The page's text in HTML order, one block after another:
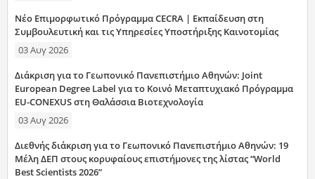
Νέο Επιμορφωτικό Πρόγραμμα CECRA | Εκπαίδευση στη
Συμβουλευτική και τις Υπηρεσίες Υποστήριξης Καινοτομίας
03 Αυγ 2026
Διάκριση για το Γεωπονικό Πανεπιστήμιο Αθηνών: Joint
European Degree Label για το Κοινό Μεταπτυχιακό Πρόγραμμα
EU-CONEXUS στη Θαλάσσια Βιοτεχνολογία
03 Αυγ 2026
Διεθνής διάκριση για το Γεωπονικό Πανεπιστήμιο Αθηνών: 19
Μέλη ΔΕΠ στους κορυφαίους επιστήμονες της λίστας “World
Best Scientists 2026”